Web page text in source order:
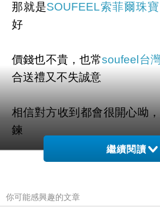
那就是SOUFEEL索菲爾珠寶
好
價錢也不貴，也常soufeel台
合送禮又不失誠意
相信對方收到都會很開心呦
鍊
新品預購最低還有到5折的優
我已經決定好今年要送
繼續閱讀
你可能感興趣的文章